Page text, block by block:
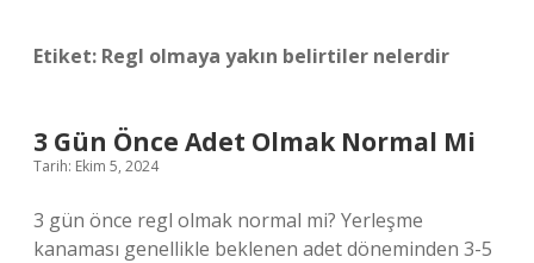
Etiket: Regl olmaya yakın belirtiler nelerdir
3 Gün Önce Adet Olmak Normal Mi
Tarih: Ekim 5, 2024
3 gün önce regl olmak normal mi? Yerleşme
kanaması genellikle beklenen adet döneminden 3-5